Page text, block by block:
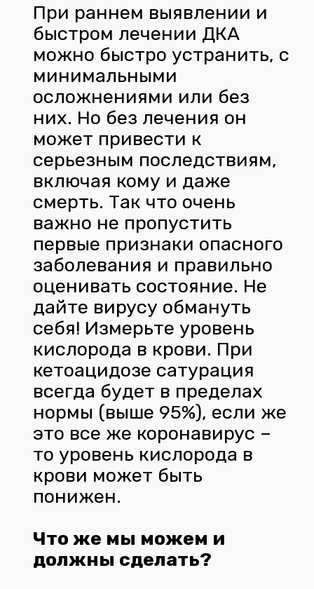
При раннем выявлении и
быстром лечении ДКА
можно быстро устранить, с
минимальными
осложнениями или без
них. Но без лечения он
может привести к
серьезным последствиям,
включая кому и даже
смерть. Так что очень
важно не пропустить
первые признаки опасного
заболевания и правильно
оценивать состояние. Не
дайте вирусу обмануть
себя! Измерьте уровень
кислорода в крови. При
кетоацидозе сатурация
всегда будет в пределах
нормы (выше 95%), если же
это все же коронавирус –
то уровень кислорода в
крови может быть
понижен.
Что же мы можем и
должны сделать?